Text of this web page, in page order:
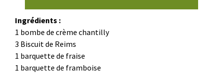
Ingrédients :
1 bombe de crème chantilly
3 Biscuit de Reims
1 barquette de fraise
1 barquette de framboise